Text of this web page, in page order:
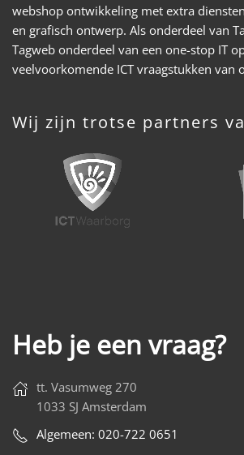
webshop ontwikkeling met extra
en grafisch ontwerp. Als onderdeel van
Tagweb onderdeel van een one-stop IT
veelvoorkomende ICT vraagstukken van
Wij zijn trotse partners
Heb je een vraag?
tt. Vasumweg 270
1033 SJ Amsterdam
Algemeen: 020-722 0651